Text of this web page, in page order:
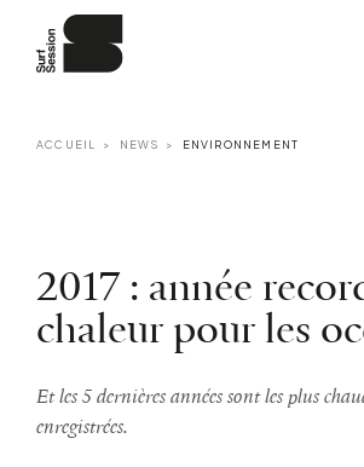
ACCUEIL NEWS ENVIRONNEMENT
2017 : année
chaleur pour les
Et les 5 dernières années sont les plus
enregistrées.